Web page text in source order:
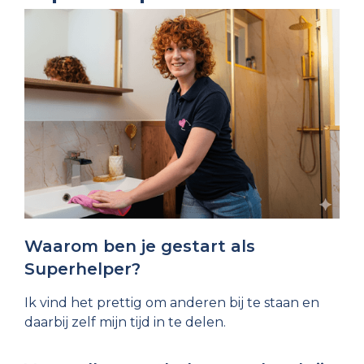
Waarom ben je gestart als
Superhelper?
Ik vind het prettig om anderen bij te staan en
daarbij zelf mijn tijd in te delen.